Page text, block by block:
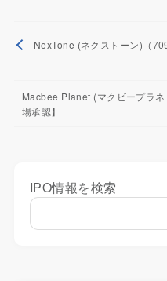
NexTone (ネクストーン)（
Macbee Planet (マクビープラ
場承認】
IPO情報を検索